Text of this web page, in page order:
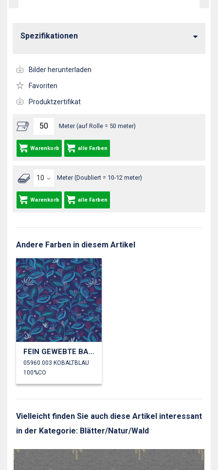
Meter (auf Rolle = 50 meter)
Warenkorb alle Farben
Meter (Doubliert = 10-12 meter)
Warenkorb alle Farben
Spezifikationen
Bilder herunterladen
Favoriten
Produktzertifikat
Andere Farben in diesem Artikel
FEIN GEWEBTE BAUMWOLLPOPELINE DIGITAL BLÄTTER
05960.003 KOBALTBLAU
100%CO
Vielleicht finden Sie auch diese Artikel interessant
in der Kategorie: Blätter/Natur/Wald